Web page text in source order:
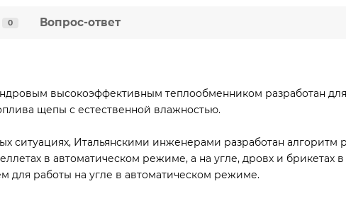
0 Вопрос-ответ
высокоэффективным теплообменником разработан
щепы с естественной влажностью.
ситуациях, Итальянскими инженерами разработан алгоритм
в автоматическом режиме, а на угле, дровх и
для работы на угле в автоматическом режиме.